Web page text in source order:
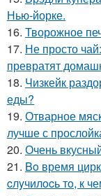
Нью-йорке.
16. Творожное
17. Не просто
превратят
18. Чизкейк
еды?
19. Отварное
лучше с
20. Очень
21. Bo время
cлyчилocь тo, к